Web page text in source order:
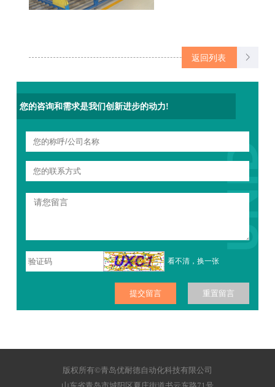
返回列表
您的咨询和需求是我们创新进步的动力!
看不清，换一张
版权所有©青岛优耐德自动化科技有限公司